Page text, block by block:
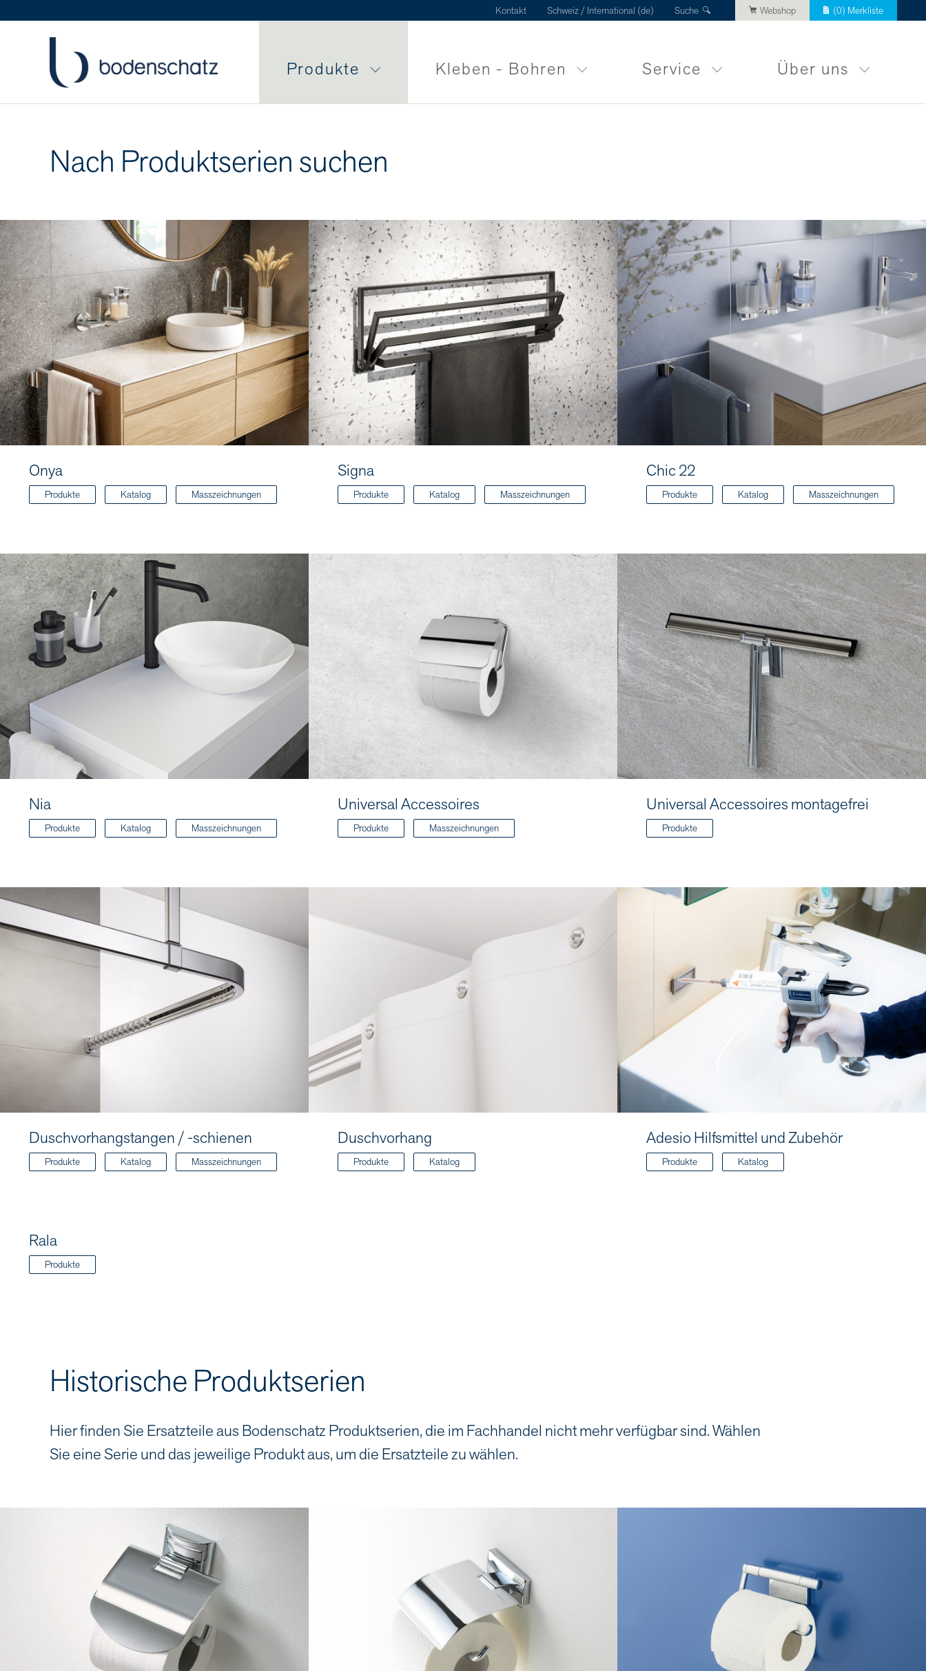
Kontakt Schweiz / International (de) Suche Webshop (0) Merkliste
Produkte Kleben - Bohren Service Über uns
Nach Produktserien suchen
Onya
Produkte Katalog Masszeichnungen
Signa
Produkte Katalog Masszeichnungen
Chic 22
Produkte Katalog Masszeichnungen
Nia
Produkte Katalog Masszeichnungen
Universal Accessoires
Produkte Masszeichnungen
Universal Accessoires montagefrei
Produkte
Duschvorhangstangen / -schienen
Produkte Katalog Masszeichnungen
Duschvorhang
Produkte Katalog
Adesio Hilfsmittel und Zubehör
Produkte Katalog
Rala
Produkte
Historische Produktserien
Hier finden Sie Ersatzteile aus Bodenschatz Produktserien, die im Fachhandel nicht mehr verfügbar sind. Wählen
Sie eine Serie und das jeweilige Produkt aus, um die Ersatzteile zu wählen.